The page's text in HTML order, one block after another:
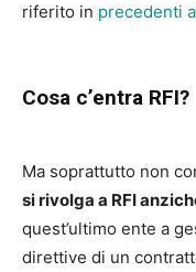
riferito in precedenti
Cosa c’entra RFI?
Ma soprattutto non
si rivolga a RFI
quest’ultimo ente a
direttive di un